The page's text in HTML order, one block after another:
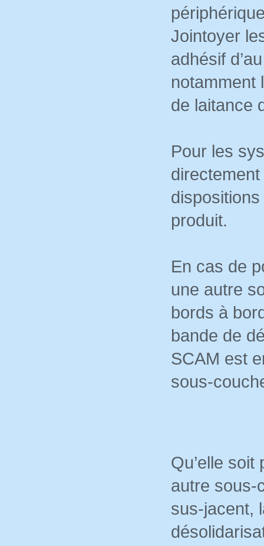
Jointoyer
adhésif
notamment
de laitance
Pour les
dispositions
produit.
En cas de
une autre
bords à
bande de
SCAM est
sous-
Qu’elle
autre sous-
sus-jacent,